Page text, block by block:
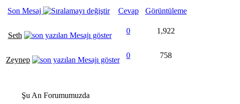
Son Mesaj Cevap
Görüntüleme
Seth
0 1,922
Zeynep
0 758
Şu An Forumumuzda